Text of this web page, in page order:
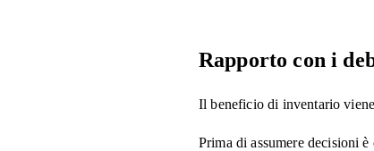
Rapporto con i
Il beneficio di inventario
Prima di assumere decisioni